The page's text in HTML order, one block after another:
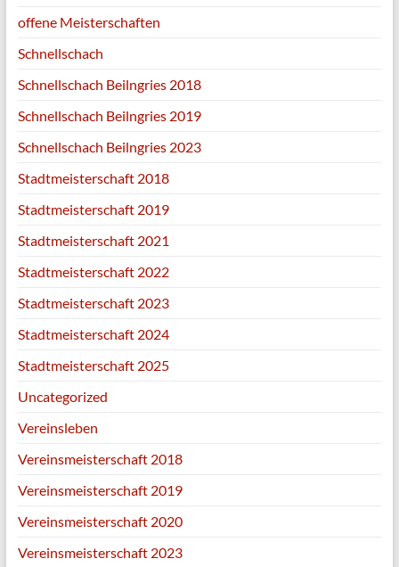
offene Meisterschaften
Schnellschach
Schnellschach Beilngries 2018
Schnellschach Beilngries 2019
Schnellschach Beilngries 2023
Stadtmeisterschaft 2018
Stadtmeisterschaft 2019
Stadtmeisterschaft 2021
Stadtmeisterschaft 2022
Stadtmeisterschaft 2023
Stadtmeisterschaft 2024
Stadtmeisterschaft 2025
Uncategorized
Vereinsleben
Vereinsmeisterschaft 2018
Vereinsmeisterschaft 2019
Vereinsmeisterschaft 2020
Vereinsmeisterschaft 2023